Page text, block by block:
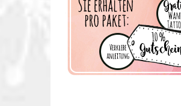
Produktnummer:ks285-E
Verfügbarkeit:Auf Lager
Lieferzeit: 1-2 Werktage